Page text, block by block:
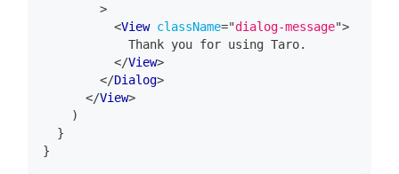
>
<View className="dialog-message">
            Thank you for using Taro.
</View>
</Dialog>
</View>
)
}
}